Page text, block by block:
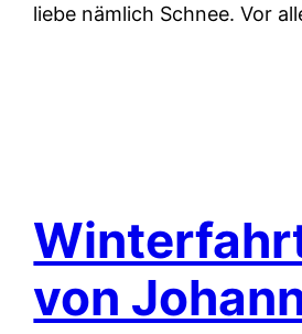
liebe nämlich Schnee. Vor
von